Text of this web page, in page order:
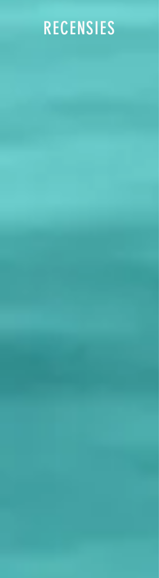
RECENSIES